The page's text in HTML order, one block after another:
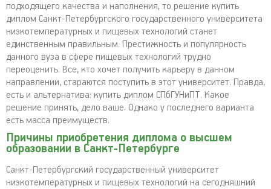
подходящего качества и наполнения, то решение купить
диплом Санкт-Петербургского государственного университета
низкотемпературных и пищевых технологий станет
единственным правильным. Престижность и популярность
данного вуза в сфере пищевых технологий трудно
переоценить. Все, кто хочет получить карьеру в данном
направлении, стараются поступить в этот университет. Правда,
есть и альтернатива: купить диплом СПбГУНиПТ. Какое
решение принять, дело ваше. Однако у последнего варианта
есть масса преимуществ.
Причины приобретения диплома о высшем
образовании в Санкт-Петербурге
Санкт-Петербургский государственный университет
низкотемпературных и пищевых технологий на сегодняшний